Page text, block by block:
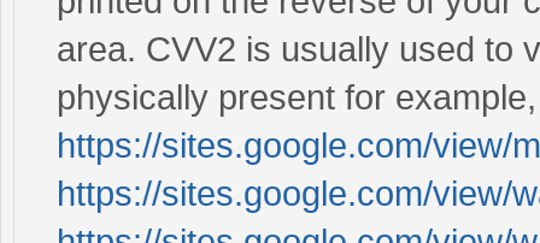
area. CVV2 is usually used to
physically present for
https://sites.google.com/view/
https://sites.google.com/view/